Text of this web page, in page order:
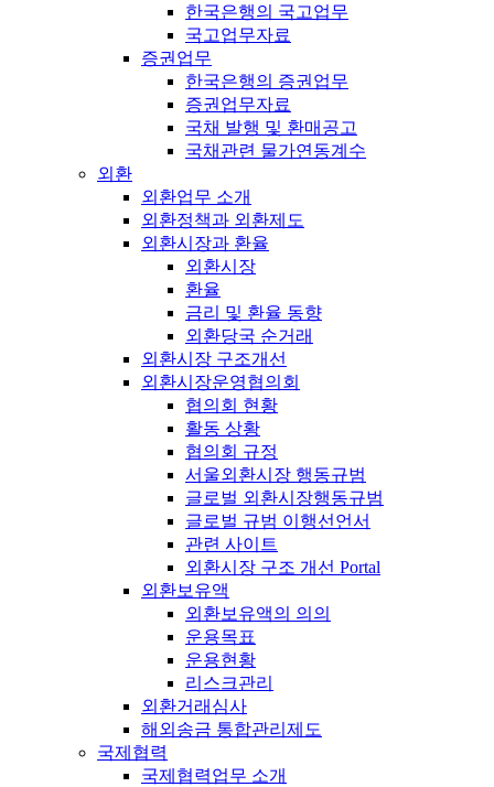
한국은행의 국고업무
국고업무자료
증권업무
한국은행의 증권업무
증권업무자료
국채 발행 및 환매공고
국채관련 물가연동계수
외환
외환업무 소개
외환정책과 외환제도
외환시장과 환율
외환시장
환율
금리 및 환율 동향
외환당국 순거래
외환시장 구조개선
외환시장운영협의회
협의회 현황
활동 상황
협의회 규정
서울외환시장 행동규범
글로벌 외환시장행동규범
글로벌 규범 이행선언서
관련 사이트
외환시장 구조 개선 Portal
외환보유액
외환보유액의 의의
운용목표
운용현황
리스크관리
외환거래심사
해외송금 통합관리제도
국제협력
국제협력업무 소개